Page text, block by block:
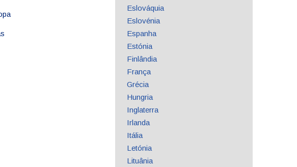
Eslováquia
Eslovénia
Espanha
Estónia
Finlândia
França
Grécia
Hungria
Inglaterra
Irlanda
Itália
Letónia
Lituânia